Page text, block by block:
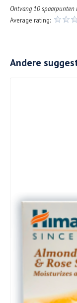
Ontvang 10
Average rating:
Andere